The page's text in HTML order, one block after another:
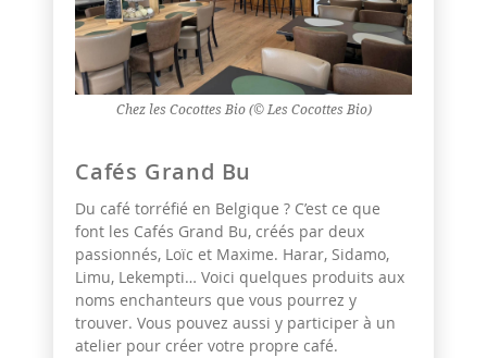
Chez les Cocottes Bio (© Les Cocottes Bio)
Cafés Grand Bu
Du café torréfié en Belgique ? C’est ce que
font les Cafés Grand Bu, créés par deux
passionnés, Loïc et Maxime. Harar, Sidamo,
Limu, Lekempti… Voici quelques produits aux
noms enchanteurs que vous pourrez y
trouver. Vous pouvez aussi y participer à un
atelier pour créer votre propre café.